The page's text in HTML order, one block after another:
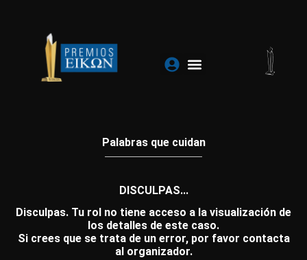
contenido
Palabras que cuidan
DISCULPAS...
Disculpas. Tu rol no tiene acceso a la visualización de
los detalles de este caso.
Si crees que se trata de un error, por favor contacta
al organizador.